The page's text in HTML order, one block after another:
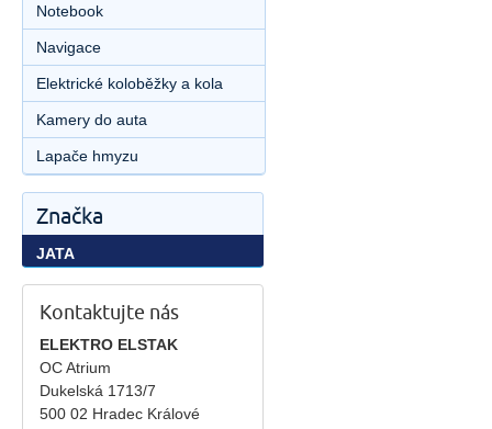
Notebook
Navigace
Elektrické koloběžky a kola
Kamery do auta
Lapače hmyzu
Značka
JATA
Kontaktujte nás
ELEKTRO ELSTAK
OC Atrium
Dukelská 1713/7
500 02 Hradec Králové